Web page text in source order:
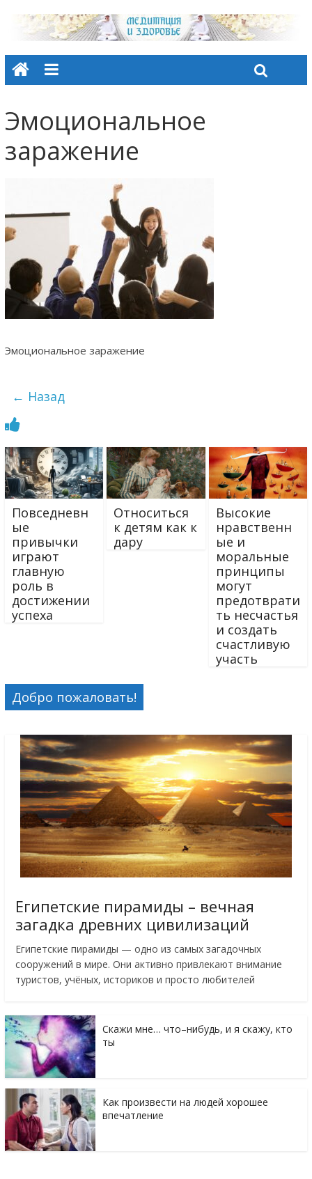
Эмоциональное
заражение
Эмоциональное заражение
← Назад
Повседневн
ые
привычки
играют
главную
роль в
достижении
успеха
Относиться
к детям как к
дару
Высокие
нравственн
ые и
моральные
принципы
могут
предотврати
ть несчастья
и создать
счастливую
участь
Добро пожаловать!
Египетские пирамиды – вечная
загадка древних цивилизаций
Египетские пирамиды — одно из самых загадочных
сооружений в мире. Они активно привлекают внимание
туристов, учёных, историков и просто любителей
Скажи мне… что–нибудь, и я скажу, кто
ты
Как произвести на людей хорошее
впечатление